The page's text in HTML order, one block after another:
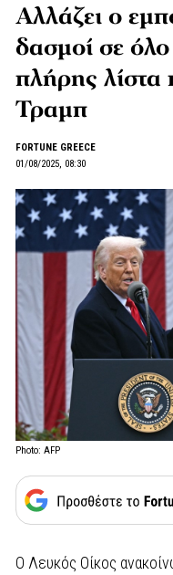
Αλλάζει ο
δασμοί σε
πλήρης
Τραμπ
FORTUNE GREECE
01/08/2025, 08:30
Photo: AFP
Ο Λευκός Οίκος